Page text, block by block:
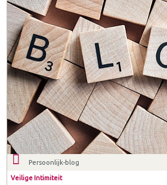
Persoonlijk-blog
Veilige Intimiteit